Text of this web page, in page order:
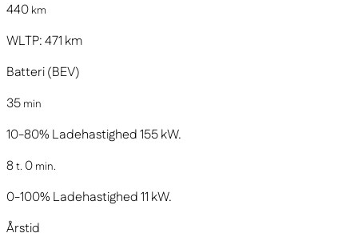
440 km
WLTP:471 km
Batteri (BEV)
35 min
10-80% Ladehastighed155kW.
8t. 0 min.
0-100% Ladehastighed11 kW.
Årstid